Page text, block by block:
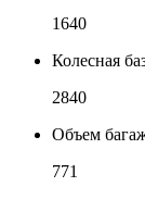
1640
Колесная
2840
Объем
771